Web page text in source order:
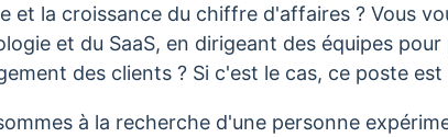
et la croissance du chiffre d'affaires ? Vous
et du SaaS, en dirigeant des équipes
des clients ? Si c'est le cas, ce poste
à la recherche d'une personne